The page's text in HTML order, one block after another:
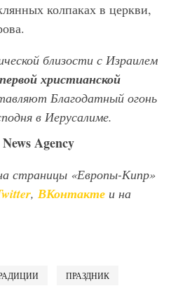
колпаках в церкви,
близости с Израилем
первой христианской
Благодатный огонь
в Иерусалиме.
Agency
страницы «Европы-Кипр»
, ВКонтакте и на
ПРАЗДНИК